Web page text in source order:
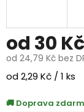
od 30 Kč
od 24,79 Kč bez
Měrná
od 2,29 Kč / 1 ks
Doprava